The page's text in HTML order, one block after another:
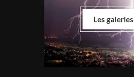
Les galeries